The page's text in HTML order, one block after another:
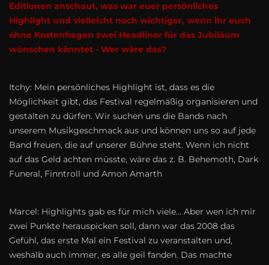
Editionen anschaut, was war euer persönliches
Highlight und vielleicht noch wichtiger, wenn ihr euch
ohne Kostenfragen zwei Headliner für das Jubiläum
wünschen könntet - Wer wäre das?
Itchy: Mein persönliches Highlight ist, dass es die
Möglichkeit gibt, das Festival regelmäßig organisieren und
gestalten zu dürfen. Wir suchen uns die Bands nach
unserem Musikgeschmack aus und können uns so auf jede
Band freuen, die auf unserer Bühne steht. Wenn ich nicht
auf das Geld achten müsste, wäre das z. B. Behemoth, Dark
Funeral, Finntroll und Amon Amarth
Marcel: Highlights gab es für mich viele... Aber wen ich mir
zwei Punkte herauspicken soll, dann war das 2008 das
Gefühl, das erste Mal ein Festival zu veranstalten und,
weshalb auch immer, es alle geil fanden. Das machte